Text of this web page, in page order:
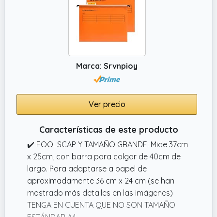
otros portapapeles. En la parte inferior del
portapapeles hay un portalápices con
capacidad para 6 lápices.
abrir y cerrar cuando está en uso,
simplemente abra un lado del portapapeles
para revelar un espacioso compartimento
de almacenamiento, lo que le permite
importantes o leer información
Marca: Srvnpioy
Ver precio
Características de este producto
✔️ FOOLSCAP Y TAMAÑO GRANDE: Mide 37cm
x 25cm, con barra para colgar de 40cm de
largo. Para adaptarse a papel de
aproximadamente 36 cm x 24 cm (se han
mostrado más detalles en las imágenes)
TENGA EN CUENTA QUE NO SON TAMAÑO